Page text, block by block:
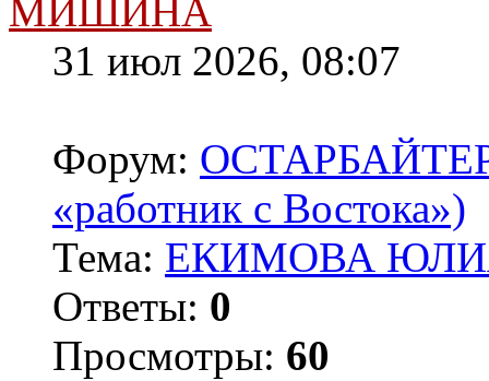
МИШИНА
31 июл 2026, 08:07
Форум:
«работник с Востока»)
Тема: ЕКИМОВА
Ответы: 0
Просмотры: 60